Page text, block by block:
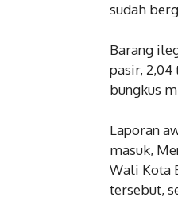
sudah
Barang
pasir,
bungkus
Laporan
masuk,
Wali Kota
tersebut,